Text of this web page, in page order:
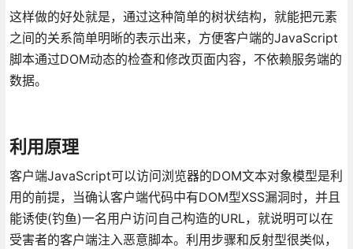
这样做的好处就是，通过这种简单的树状结构，就能把元素
之间的关系简单明晰的表示出来，方便客户端的JavaScript
脚本通过DOM动态的检查和修改页面内容，不依赖服务端的
数据。
利用原理
客户端JavaScript可以访问浏览器的DOM文本对象模型是利
用的前提，当确认客户端代码中有DOM型XSS漏洞时，并且
能诱使(钓鱼)一名用户访问自己构造的URL，就说明可以在
受害者的客户端注入恶意脚本。利用步骤和反射型很类似，